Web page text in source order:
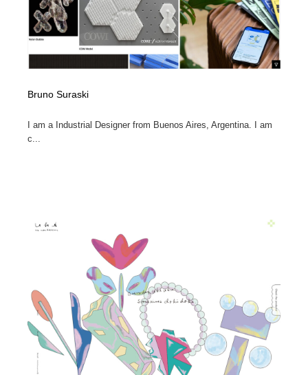
Bruno Suraski
I am a Industrial Designer from Buenos Aires, Argentina. I am
c...